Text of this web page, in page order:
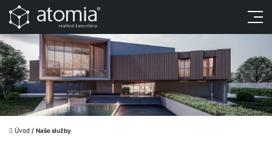
Úvod / Naše služby